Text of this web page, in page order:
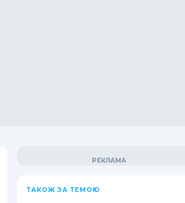
ТАКОЖ ЗА ТЕМОЮ